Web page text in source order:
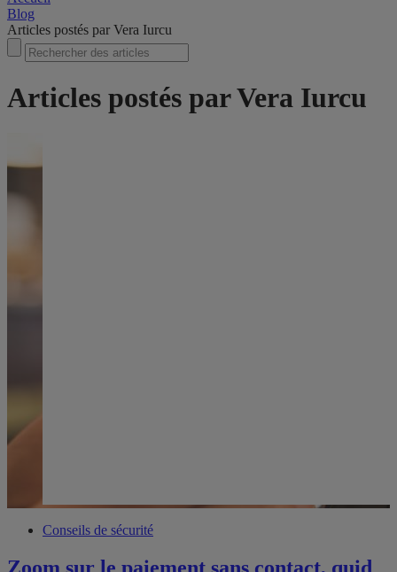
Blog
Articles postés par Vera Iurcu
Articles postés par Vera Iurcu
Conseils de sécurité